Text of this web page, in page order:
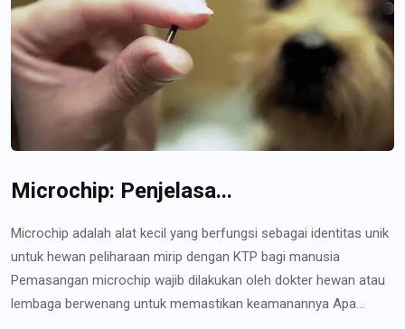
Microchip: Penjelasa...
Microchip adalah alat kecil yang berfungsi sebagai identitas unik
untuk hewan peliharaan mirip dengan KTP bagi manusia
Pemasangan microchip wajib dilakukan oleh dokter hewan atau
lembaga berwenang untuk memastikan keamanannya Apa...